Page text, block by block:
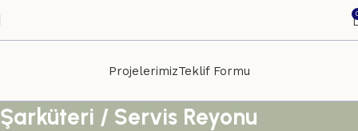
ProjelerimizTeklif Formu
Şarküteri / Servis Reyonu